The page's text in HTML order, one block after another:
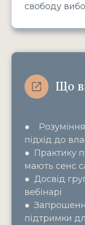
свободу
Що
●
підхід до
● Практику
мають сенс
● Досвід
вебінарі
●
підтримки